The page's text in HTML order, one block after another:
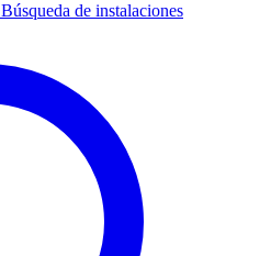
Búsqueda de instalaciones